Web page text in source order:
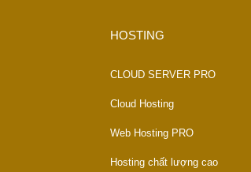
HOSTING
CLOUD SERVER PRO
Cloud Hosting
Web Hosting PRO
Hosting chất lượng cao